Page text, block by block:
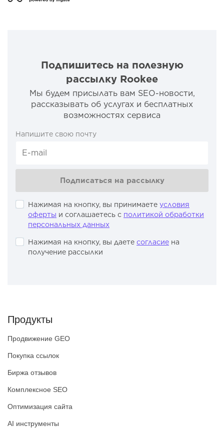
Подпишитесь на полезную
рассылку Rookee
Мы будем присылать вам SEO-новости,
рассказывать об услугах и бесплатных
возможностях сервиса
Напишите свою почту
Подписаться на рассылку
Нажимая на кнопку, вы принимаете условия
оферты и соглашаетесь с политикой обработки
персональных данных
Нажимая на кнопку, вы даете согласие на
получение рассылки
Продукты
Продвижение GEO
Покупка ссылок
Биржа отзывов
Комплексное SEO
Оптимизация сайта
AI инструменты